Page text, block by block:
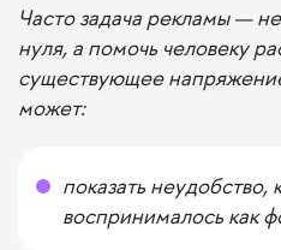
Часто задача рекламы —
нуля, а помочь человеку
существующее
может:
показать
воспринималось как